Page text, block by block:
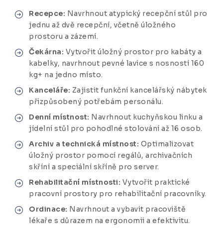
Recepce: Navrhnout atypický recepční stůl pro
jednu až dvě recepční, včetně úložného
prostoru a zázemí.
Čekárna: Vytvořit úložný prostor pro kabáty a
kabelky, navrhnout pevné lavice s nosností 160
kg+ na jedno místo.
Kanceláře: Zajistit funkční kancelářský nábytek
přizpůsobený potřebám personálu.
Denní místnost: Navrhnout kuchyňskou linku a
jídelní stůl pro pohodlné stolování až 16 osob.
Archiv a technická místnost: Optimalizovat
úložný prostor pomocí regálů, archivačních
skříní a speciální skříně pro server.
Rehabilitační místnosti: Vytvořit praktické
pracovní prostory pro rehabilitační pracovníky.
Ordinace: Navrhnout a vybavit pracoviště
lékaře s důrazem na ergonomii a efektivitu.